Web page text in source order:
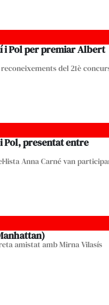
i Pol per premiar Albert
del 21è
presentat entre
Anna Carné van
amistat amb Mirna Vilasís